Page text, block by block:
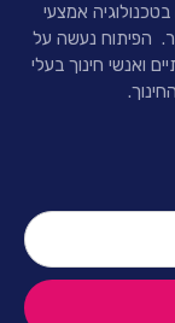
אמצעי
הפיתוח נעשה על
ואנשי חינוך בעלי